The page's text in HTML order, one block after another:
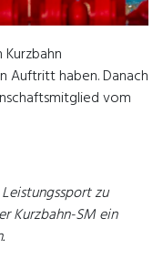
Auftritt haben. Danach
vom
zu
Kurzbahn-SM ein